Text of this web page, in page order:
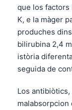
que los factors
K, e la màger
produches
bilirubina 2,4
istòria
seguida de
Los
Euskara
Gàidhlig
المغربية
Монгол
ພາສາລາວ